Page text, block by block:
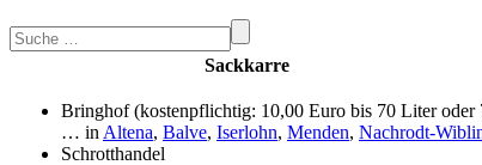
Sackkarre
Bringhof (kostenpflichtig: 10,00 Euro bis 70 Liter
… in Altena, Balve, Iserlohn, Menden, Nachrodt-
Schrotthandel